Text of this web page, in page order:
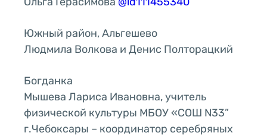
Южный район, Альгешево
Людмила Волкова и Денис Полторацкий
Богданка
Мышева Лариса Ивановна, учитель
физической культуры МБОУ «СОШ N33”
г.Чебоксары – координатор серебряных